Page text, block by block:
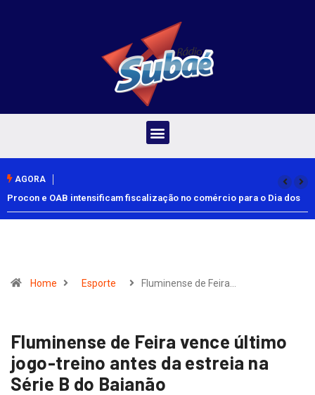
AGORA
Procon e OAB intensificam fiscalização no comércio para o Dia dos
Pais
Home Esporte Fluminense de Feira…
Fluminense de Feira vence último
jogo-treino antes da estreia na
Série B do Baianão